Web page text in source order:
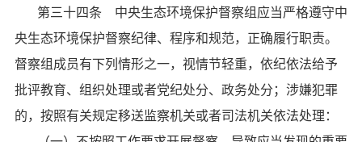
第三十四条 中央生态环境保护督察组应当严格遵守中
央生态环境保护督察纪律、程序和规范，正确履行职责。
督察组成员有下列情形之一，视情节轻重，依纪依法给予
批评教育、组织处理或者党纪处分、政务处分；涉嫌犯罪
的，按照有关规定移送监察机关或者司法机关依法处理：